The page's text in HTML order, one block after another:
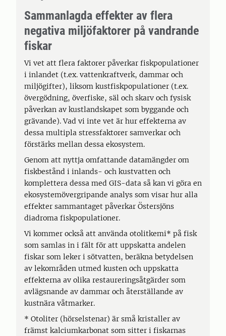
Sammanlagda effekter av flera
negativa miljöfaktorer på vandrande
fiskar
Vi vet att flera faktorer påverkar fiskpopulationer
i inlandet (t.ex. vattenkraftverk, dammar och
miljögifter), liksom kustfiskpopulationer (t.ex.
övergödning, överfiske, säl och skarv och fysisk
påverkan av kustlandskapet som byggande och
grävande). Vad vi inte vet är hur effekterna av
dessa multipla stressfaktorer samverkar och
förstärks mellan dessa ekosystem.
Genom att nyttja omfattande datamängder om
fiskbestånd i inlands- och kustvatten och
komplettera dessa med GIS-data så kan vi göra en
ekosystemövergripande analys som visar hur alla
effekter sammantaget påverkar Östersjöns
diadroma fiskpopulationer.
Vi kommer också att använda otolitkemi* på fisk
som samlas in i fält för att uppskatta andelen
fiskar som leker i sötvatten, beräkna betydelsen
av lekområden utmed kusten och uppskatta
effekterna av olika restaureringsåtgärder som
avlägsnande av dammar och återställande av
kustnära våtmarker.
* Otoliter (hörselstenar) är små kristaller av
främst kalciumkarbonat som sitter i fiskarnas